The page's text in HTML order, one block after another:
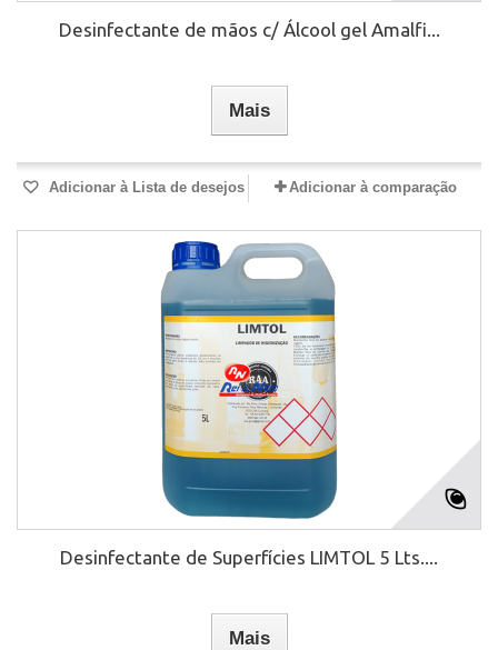
Desinfectante de mãos c/ Álcool gel Amalfi...
Mais
Adicionar à Lista de desejos Adicionar à comparação
Desinfectante de Superfícies LIMTOL 5 Lts....
Mais